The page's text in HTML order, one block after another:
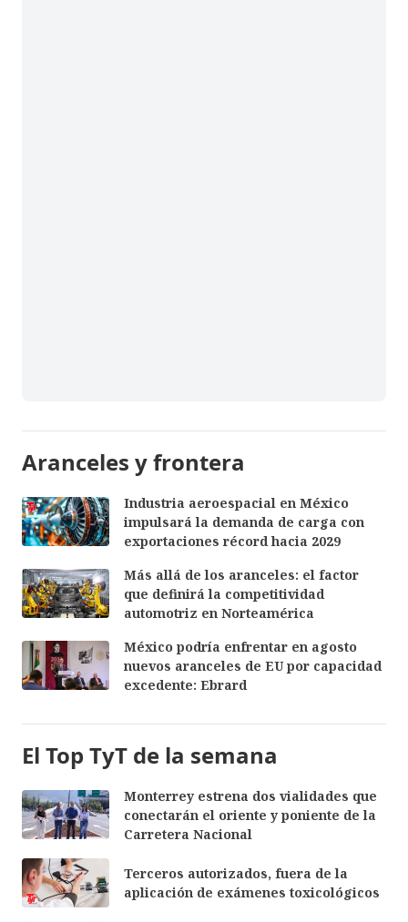
Aranceles y frontera
Industria aeroespacial en México
impulsará la demanda de carga con
exportaciones récord hacia 2029
Más allá de los aranceles: el factor
que definirá la competitividad
automotriz en Norteamérica
México podría enfrentar en agosto
nuevos aranceles de EU por capacidad
excedente: Ebrard
El Top TyT de la semana
Monterrey estrena dos vialidades que
conectarán el oriente y poniente de la
Carretera Nacional
Terceros autorizados, fuera de la
aplicación de exámenes toxicológicos